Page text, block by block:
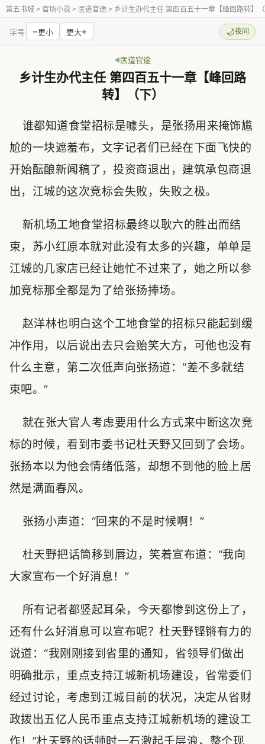
第五书城 > 官场小说 > 医道官途 > 乡计生办代主任 第四百五十一章【峰回路转】
字号 −更小 更大+ 🌙夜间
医道官途
乡计生办代主任 第四百五十一章【峰回路
转】（下）
谁都知道食堂招标是噱头，是张扬用来掩饰尴
尬的一块遮羞布，文字记者们已经在下面飞快的
开始酝酿新闻稿了，投资商退出，建筑承包商退
出，江城的这次竞标会失败，失败之极。
新机场工地食堂招标最终以耿六的胜出而结
束，苏小红原本就对此没有太多的兴趣，单单是
江城的几家店已经让她忙不过来了，她之所以参
加竞标那全都是为了给张扬捧场。
赵洋林也明白这个工地食堂的招标只能起到缓
冲作用，以后说出去只会贻笑大方，可他也没有
什么主意，第二次低声向张扬道：“差不多就结
束吧。”
就在张大官人考虑要用什么方式来中断这次竞
标的时候，看到市委书记杜天野又回到了会场。
张扬本以为他会情绪低落，却想不到他的脸上居
然是满面春风。
张扬小声道：“回来的不是时候啊！”
杜天野把话筒移到唇边，笑着宣布道：“我向
大家宣布一个好消息！”
所有记者都竖起耳朵，今天都惨到这份上了，
还有什么好消息可以宣布呢？杜天野铿锵有力的
说道：“我刚刚接到省里的通知，省领导们做出
明确批示，重点支持江城新机场建设，省常委们
经过讨论，考虑到江城目前的状况，决定从省财
政拨出五亿人民币重点支持江城新机场的建设工